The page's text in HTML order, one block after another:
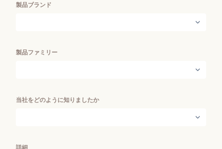
製品ブランド
製品ファミリー
当社をどのように知りましたか
詳細